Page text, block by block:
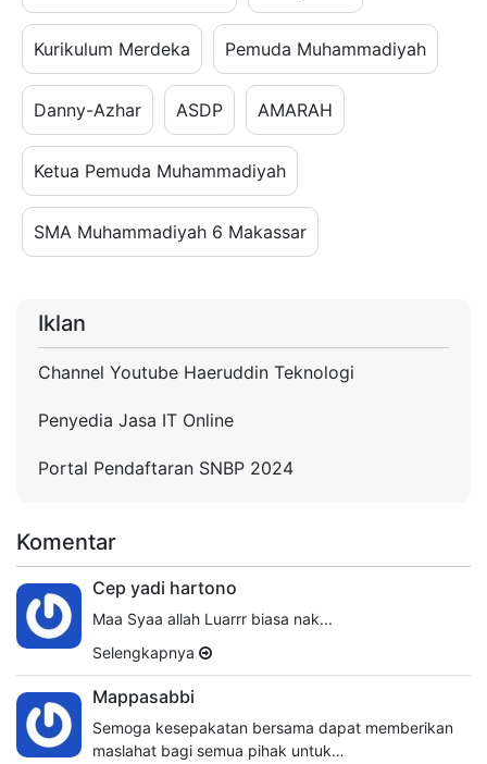
Kurikulum Merdeka Pemuda Muhammadiyah
Danny-Azhar ASDP AMARAH
Ketua Pemuda Muhammadiyah
SMA Muhammadiyah 6 Makassar
Iklan
Channel Youtube Haeruddin Teknologi
Penyedia Jasa IT Online
Portal Pendaftaran SNBP 2024
Komentar
Cep yadi hartono
Maa Syaa allah Luarrr biasa nak...
Selengkapnya
Mappasabbi
Semoga kesepakatan bersama dapat memberikan
maslahat bagi semua pihak untuk…